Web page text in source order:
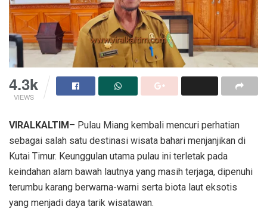
4.3k
VIEWS
VIRALKALTIM– Pulau Miang kembali mencuri perhatian
sebagai salah satu destinasi wisata bahari menjanjikan di
Kutai Timur. Keunggulan utama pulau ini terletak pada
keindahan alam bawah lautnya yang masih terjaga, dipenuhi
terumbu karang berwarna-warni serta biota laut eksotis
yang menjadi daya tarik wisatawan.